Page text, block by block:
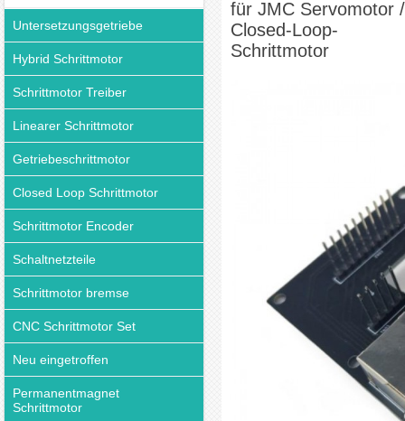
Untersetzungsgetriebe
Hybrid Schrittmotor
Schrittmotor Treiber
Linearer Schrittmotor
Getriebeschrittmotor
Closed Loop Schrittmotor
Schrittmotor Encoder
Schaltnetzteile
Schrittmotor bremse
CNC Schrittmotor Set
Neu eingetroffen
Permanentmagnet
Schrittmotor
für JMC Servomotor /
Closed-Loop-
Schrittmotor